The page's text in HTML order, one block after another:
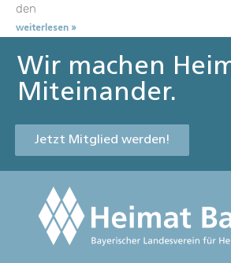
den
weiterlesen »
Wir machen
Miteinander.
Jetzt Mitglied werden!